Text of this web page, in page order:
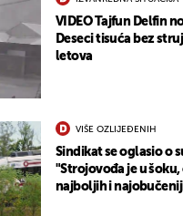
VIDEO Tajfun Delfin
Deseci tisuća bez
letova
VIŠE OZLIJEĐENIH
Sindikat se oglasio o
"Strojovođa je u šoku,
najboljih i